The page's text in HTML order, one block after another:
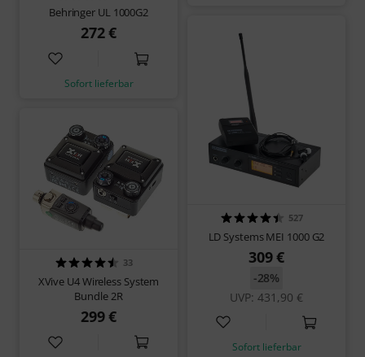
Behringer UL 1000G2
272 €
Sofort lieferbar
33
XVive U4 Wireless System
Bundle 2R
299 €
527
LD Systems MEI 1000 G2
309 €
UVP: 431,90 €
-28%
Sofort lieferbar